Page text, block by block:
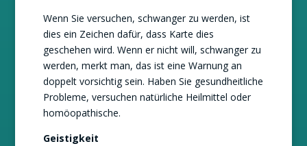
Wenn Sie versuchen, schwanger zu werden, ist
dies ein Zeichen dafür, dass Karte dies
geschehen wird. Wenn er nicht will, schwanger zu
werden, merkt man, das ist eine Warnung an
doppelt vorsichtig sein. Haben Sie gesundheitliche
Probleme, versuchen natürliche Heilmittel oder
homöopathische.
Geistigkeit